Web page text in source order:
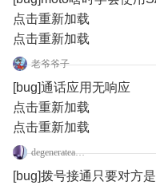
点击重新加载
点击重新加载
老爷爷子
[bug]通话应用无响应
点击重新加载
点击重新加载
degenerateangel163
[bug]拨号接通只要对方